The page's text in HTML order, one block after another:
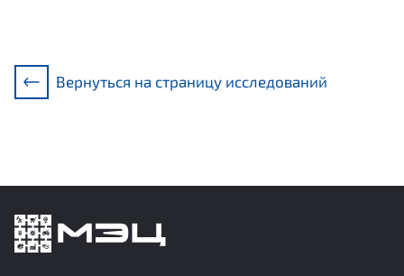
Вернуться на страницу исследований